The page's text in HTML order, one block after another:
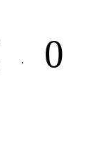
·
0